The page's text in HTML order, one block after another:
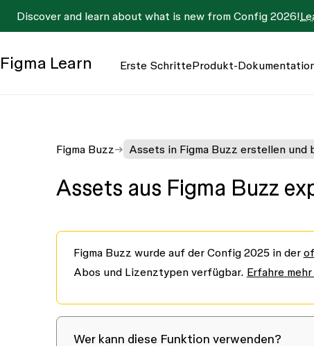
Discover and learn about what is new from Config 2026!
Figma Learn Erste SchritteProdukt-
Figma Buzz Assets in Figma Buzz erstellen und
Assets aus Figma Buzz
Figma Buzz wurde auf der Config 2025 in der
Abos und Lizenztypen verfügbar. Erfahre
Wer kann diese Funktion verwenden?